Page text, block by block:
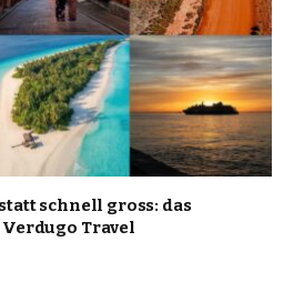
schnell gross: das
Travel